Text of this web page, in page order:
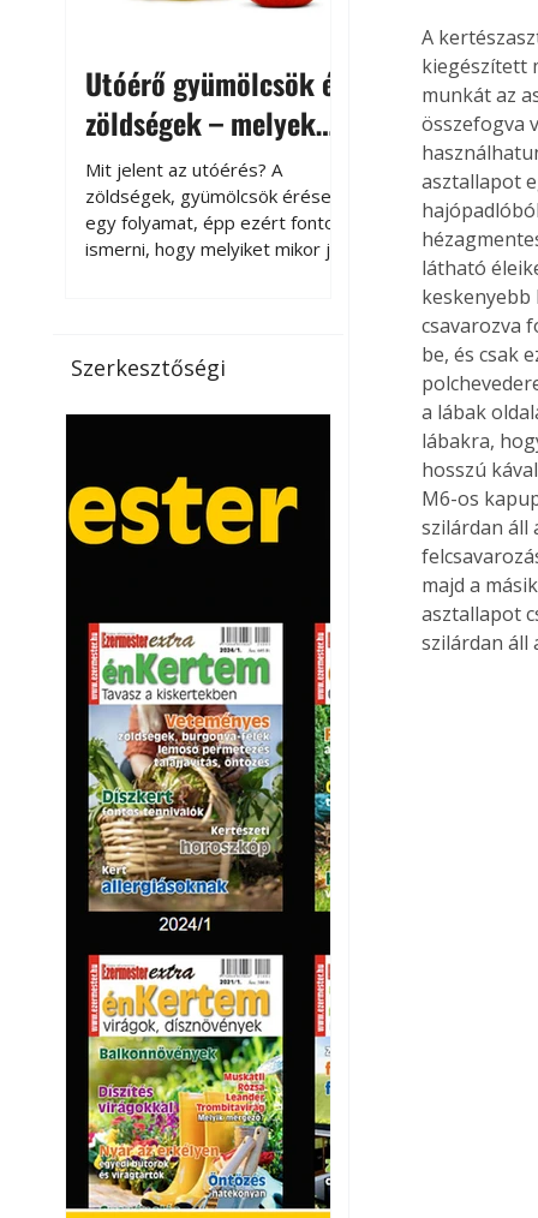
Utóérő gyümölcsök és
zöldségek – melyek
érnek tovább leszedés
után?
Mit jelent az utóérés? A
zöldségek, gyümölcsök érése
egy folyamat, épp ezért fontos
ismerni, hogy melyiket mikor jó
paradicsomot sokszor
gazdasági érettségben, azaz
Utóérik eközben, de nem lesz
olyan ízű, mint amit a saját
kertünkben, biológiai
tárolható h
Szerkesztőségi
A
kiegészített
munkát az
összefogva
asztallapot
látható
keskenyebb
csavarozva
be, és csak
a lábak
lábakra,
hosszú
M6-os
szilárdan áll
majd a
asztallapot
szilárdan áll